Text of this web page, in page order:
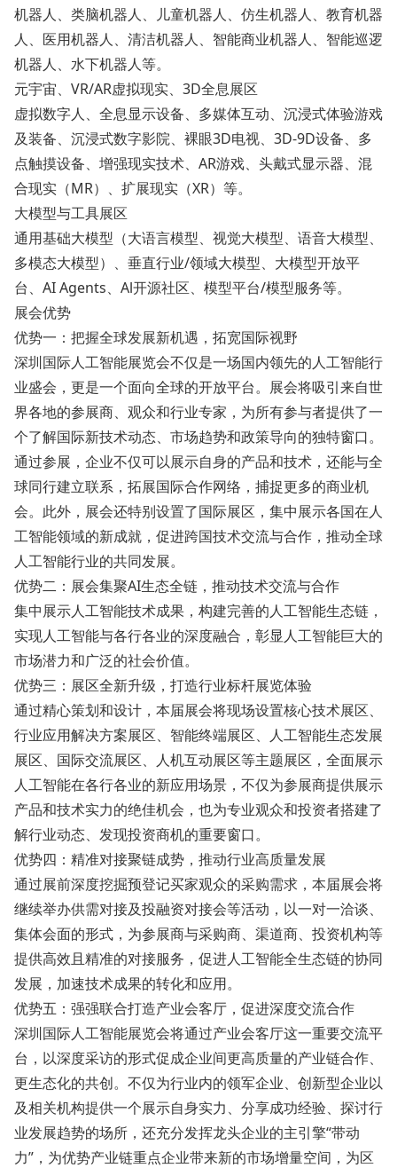
机器人、类脑机器人、儿童机器人、仿生机器人、教育机器
人、医用机器人、清洁机器人、智能商业机器人、智能巡逻
机器人、水下机器人等。
元宇宙、VR/AR虚拟现实、3D全息展区
虚拟数字人、全息显示设备、多媒体互动、沉浸式体验游戏
及装备、沉浸式数字影院、裸眼3D电视、3D-9D设备、多
点触摸设备、增强现实技术、AR游戏、头戴式显示器、混
合现实（MR）、扩展现实（XR）等。
大模型与工具展区
通用基础大模型（大语言模型、视觉大模型、语音大模型、
多模态大模型）、垂直行业/领域大模型、大模型开放平
台、AI Agents、Al开源社区、模型平台/模型服务等。
展会优势
优势一：把握全球发展新机遇，拓宽国际视野
深圳国际人工智能展览会不仅是一场国内领先的人工智能行
业盛会，更是一个面向全球的开放平台。展会将吸引来自世
界各地的参展商、观众和行业专家，为所有参与者提供了一
个了解国际新技术动态、市场趋势和政策导向的独特窗口。
通过参展，企业不仅可以展示自身的产品和技术，还能与全
球同行建立联系，拓展国际合作网络，捕捉更多的商业机
会。此外，展会还特别设置了国际展区，集中展示各国在人
工智能领域的新成就，促进跨国技术交流与合作，推动全球
人工智能行业的共同发展。
优势二：展会集聚AI生态全链，推动技术交流与合作
集中展示人工智能技术成果，构建完善的人工智能生态链，
实现人工智能与各行各业的深度融合，彰显人工智能巨大的
市场潜力和广泛的社会价值。
优势三：展区全新升级，打造行业标杆展览体验
通过精心策划和设计，本届展会将现场设置核心技术展区、
行业应用解决方案展区、智能终端展区、人工智能生态发展
展区、国际交流展区、人机互动展区等主题展区，全面展示
人工智能在各行各业的新应用场景，不仅为参展商提供展示
产品和技术实力的绝佳机会，也为专业观众和投资者搭建了
解行业动态、发现投资商机的重要窗口。
优势四：精准对接聚链成势，推动行业高质量发展
通过展前深度挖掘预登记买家观众的采购需求，本届展会将
继续举办供需对接及投融资对接会等活动，以一对一洽谈、
集体会面的形式，为参展商与采购商、渠道商、投资机构等
提供高效且精准的对接服务，促进人工智能全生态链的协同
发展，加速技术成果的转化和应用。
优势五：强强联合打造产业会客厅，促进深度交流合作
深圳国际人工智能展览会将通过产业会客厅这一重要交流平
台，以深度采访的形式促成企业间更高质量的产业链合作、
更生态化的共创。不仅为行业内的领军企业、创新型企业以
及相关机构提供一个展示自身实力、分享成功经验、探讨行
业发展趋势的场所，还充分发挥龙头企业的主引擎“带动
力”，为优势产业链重点企业带来新的市场增量空间，为区